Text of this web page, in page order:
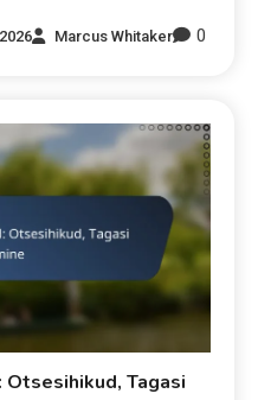
Marcus Whitaker 0
Tagasi